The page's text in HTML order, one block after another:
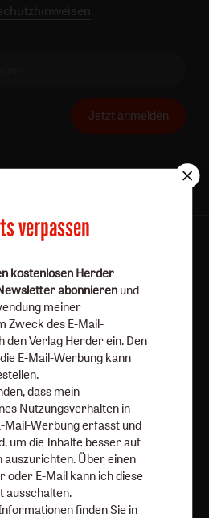
.
Jetzt anmelden
Datenschutz
Impressum
Abo online kündigen
Nach oben
verpassen
kostenlosen Herder
abonnieren und
meiner
Zweck des E-Mail-
den Verlag Herder ein. Den
E-Mail-Werbung kann
dass mein
Nutzungsverhalten in
Mail-Werbung erfasst und
um die Inhalte besser auf
auszurichten. Über einen
oder E-Mail kann ich diese
ausschalten.
finden Sie in